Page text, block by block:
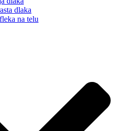
dlaka
na telu